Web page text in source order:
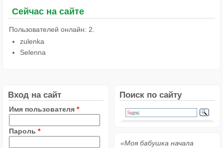
Сейчас на сайте
Пользователей онлайн: 2.
zulenka
Selenna
Вход на сайт
Имя пользователя *
Пароль *
Поиск по сайту
«Моя бабушка начала